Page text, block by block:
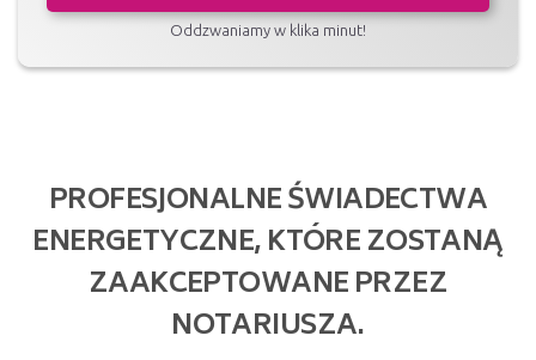
Oddzwaniamy w klika minut!
PROFESJONALNE ŚWIADECTWA
ENERGETYCZNE, KTÓRE ZOSTANĄ
ZAAKCEPTOWANE PRZEZ
NOTARIUSZA.